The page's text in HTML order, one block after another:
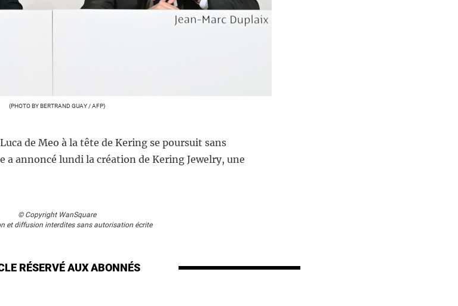
(PHOTO BY BERTRAND GUAY / AFP)
de Meo à la tête de Kering se poursuit sans
a annoncé lundi la création de Kering Jewelry, une
© Copyright WanSquare
et diffusion interdites sans autorisation écrite
RÉSERVÉAUX ABONNÉS